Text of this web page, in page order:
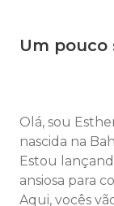
Um pouco
Olá, sou
nascida na
Estou
ansiosa para
Aqui, vocês